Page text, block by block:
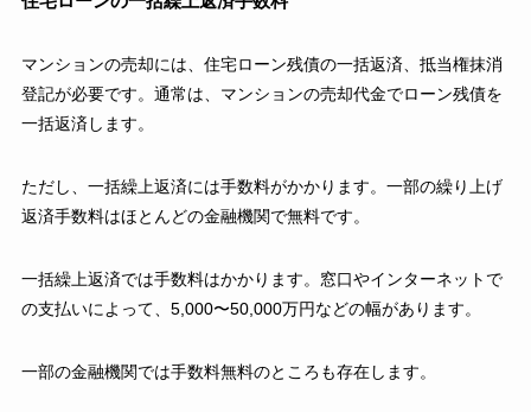
マンションの売却には、住宅ローン残債の一括返済、抵当権抹消
登記が必要です。通常は、マンションの売却代金でローン残債を
一括返済します。
ただし、一括繰上返済には手数料がかかります。一部の繰り上げ
返済手数料はほとんどの金融機関で無料です。
一括繰上返済では手数料はかかります。窓口やインターネットで
の支払いによって、5,000〜50,000万円などの幅があります。
一部の金融機関では手数料無料のところも存在します。